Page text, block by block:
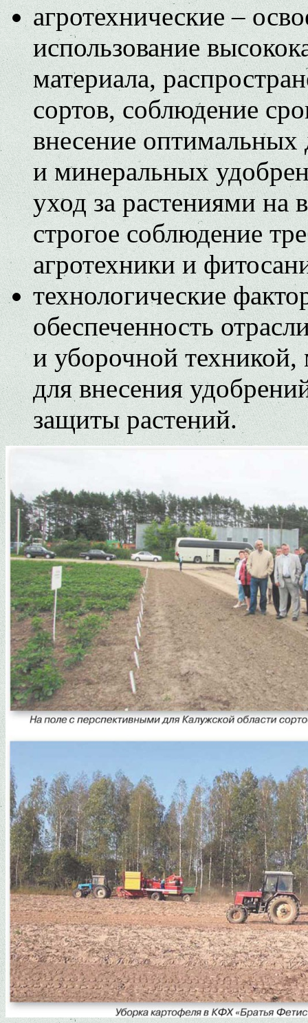
агротехнические –
использование
материала,
сортов, соблюдение
внесение оптимальных
и минеральных
уход за растениями на
строгое соблюдение
агротехники и
технологические
обеспеченность
и уборочной
для внесения
защиты растений.